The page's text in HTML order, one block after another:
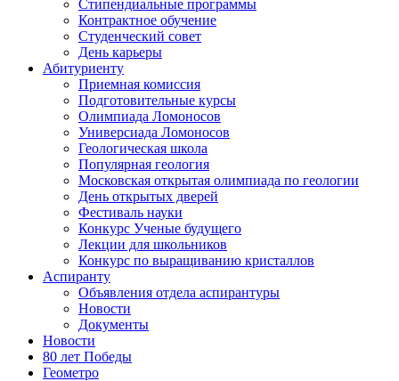
Стипендиальные программы
Контрактное обучение
Студенческий совет
День карьеры
Абитуриенту
Приемная комиссия
Подготовительные курсы
Олимпиада Ломоносов
Универсиада Ломоносов
Геологическая школа
Популярная геология
Московская открытая олимпиада по геологии
День открытых дверей
Фестиваль науки
Конкурс Ученые будущего
Лекции для школьников
Конкурс по выращиванию кристаллов
Аспиранту
Объявления отдела аспирантуры
Новости
Документы
Новости
80 лет Победы
Геометро